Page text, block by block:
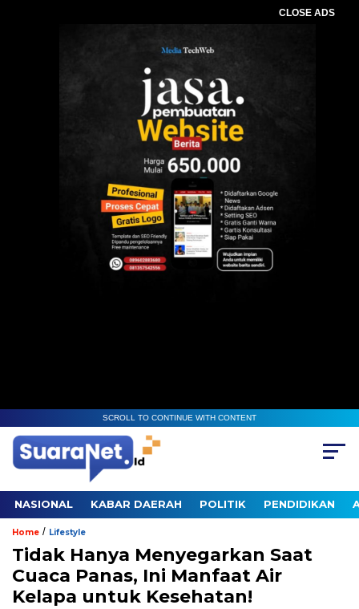
CLOSE ADS
SCROLL TO CONTINUE WITH CONTENT
NASIONAL KABAR DAERAH POLITIK PENDIDIKAN
Home / Lifestyle
Tidak Hanya Menyegarkan Saat
Cuaca Panas, Ini Manfaat Air
Kelapa untuk Kesehatan!